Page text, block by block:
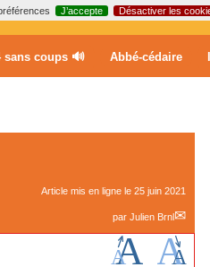
J’accepte Désactiver les
sans coups 🔊 Abbé-cédaire
Article mis en ligne le 25 juin 2021
par Julien Brnl